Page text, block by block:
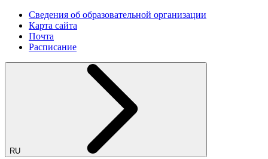
Сведения об образовательной организации
Карта сайта
Почта
Расписание
RU